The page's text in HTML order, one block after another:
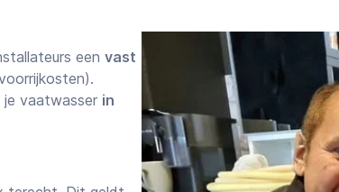
een vast
vaatwasser in